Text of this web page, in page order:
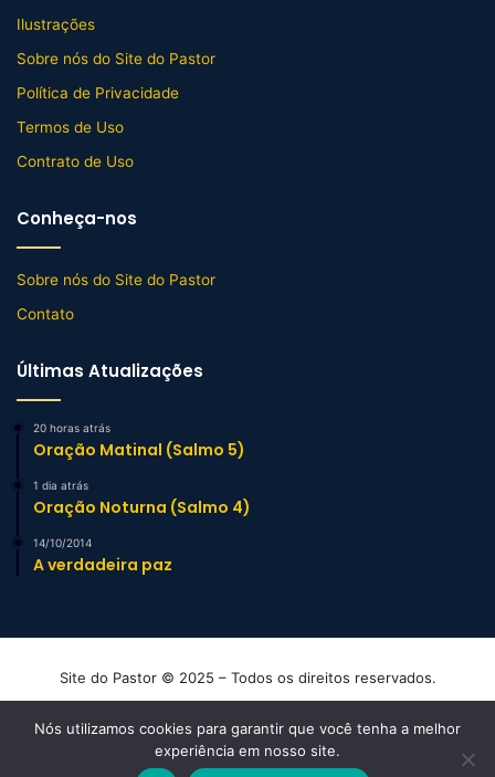
Ilustrações
Sobre nós do Site do Pastor
Política de Privacidade
Termos de Uso
Contrato de Uso
Conheça-nos
Sobre nós do Site do Pastor
Contato
Últimas Atualizações
20 horas atrás
Oração Matinal (Salmo 5)
1 dia atrás
Oração Noturna (Salmo 4)
14/10/2014
A verdadeira paz
Site do Pastor © 2025 – Todos os direitos reservados.
FacebookYouTubeInstagram
TikTokWhatsApp
Nós utilizamos cookies para garantir que você tenha a melhor
experiência em nosso site.